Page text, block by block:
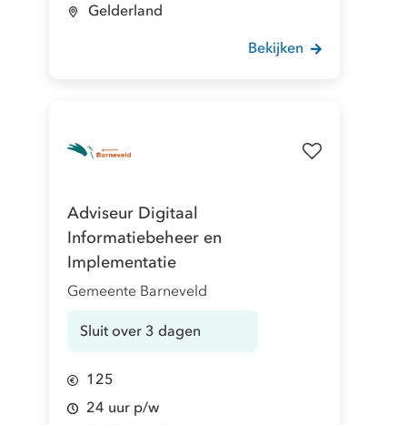
Gelderland
Bekijken
Adviseur Digitaal
Informatiebeheer en
Implementatie
Gemeente Barneveld
Sluit over 3 dagen
125
24 uur p/w